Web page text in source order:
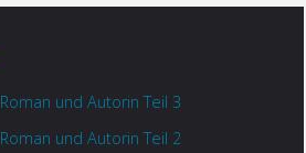
und Autorin Teil 3
und Autorin Teil 2